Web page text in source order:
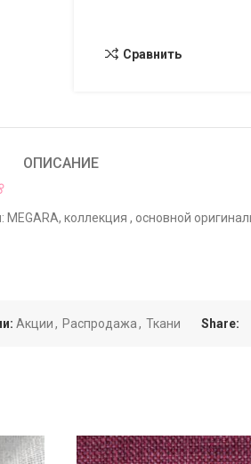
Сравнить
ОПИСАНИЕ
коллекция , основной
Акции, Распродажа, Ткани Share: